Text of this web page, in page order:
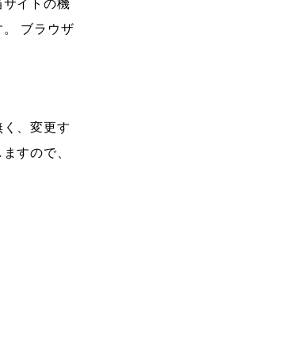
イトの機
ブラウザ
、変更す
すので、